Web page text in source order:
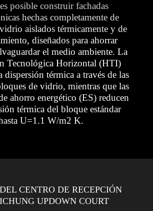
posible construir fachadas
hechas completamente de
aislados térmicamente y de
diseñados para ahorrar
el medio ambiente. La
Tecnológica Horizontal (HTI)
térmica a través de las
de vidrio, mientras que las
ahorro energético (ES) reducen
térmica del bloque estándar
U=1.1 W/m2 K.
CENTRO DE RECEPCIÓN
UPDOWN COURT